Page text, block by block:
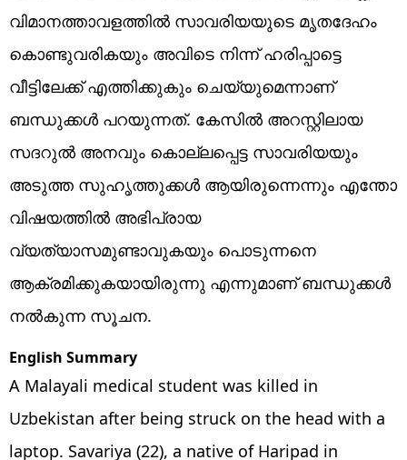
വിമാനത്താവളത്തില്‍ സാവരിയയുടെ മൃതദേഹം
കൊണ്ടുവരികയും അവിടെ നിന്ന് ഹരിപ്പാട്ടെ
വീട്ടിലേക്ക് എത്തിക്കുകും ചെയ്യുമെന്നാണ്
ബന്ധുക്കള്‍ പറയുന്നത്. കേസില്‍ അറസ്റ്റിലായ
സദറുല്‍ അനവും കൊല്ലപ്പെട്ട സാവരിയയും
അടുത്ത സുഹൃത്തുക്കള്‍ ആയിരുന്നെന്നും എന്തോ
വിഷയത്തില്‍ അഭിപ്രായ
വ്യത്യാസമുണ്ടാവുകയും പൊടുന്നനെ
ആക്രമിക്കുകയായിരുന്നു എന്നുമാണ് ബന്ധുക്കള്‍
നല്‍കുന്ന സൂചന.
English Summary
A Malayali medical student was killed in
Uzbekistan after being struck on the head with a
laptop. Savariya (22), a native of Haripad in